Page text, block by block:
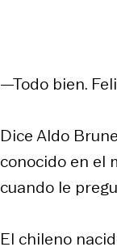
—Todo bien.
Dice Aldo
conocido en el
cuando le
El chileno